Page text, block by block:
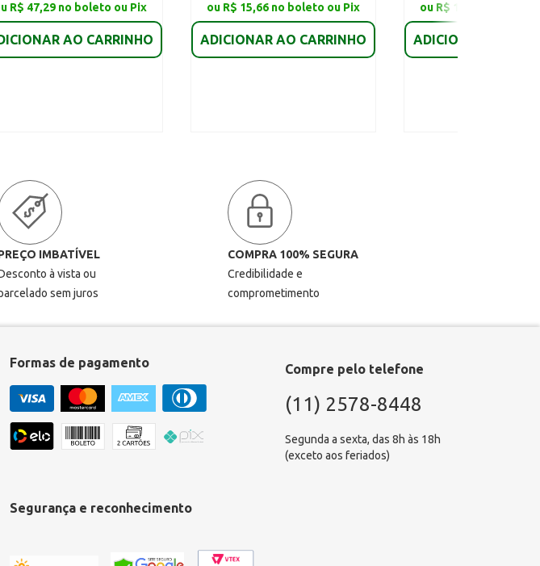
R$ 47,29 no boleto ou Pix
AO CARRINHO
ou R$ 15,66 no boleto ou Pix
ADICIONAR AO CARRINHO
ou R$ 11,47 no boleto
ADICIONAR AO
IMBATÍVEL
à vista ou
sem juros
COMPRA 100% SEGURA
Credibilidade e
comprometimento
Formas de pagamento Compre pelo telefone
(11) 2578-8448
Segunda a sexta, das 8h às 18h
(exceto aos feriados)
Segurança e reconhecimento